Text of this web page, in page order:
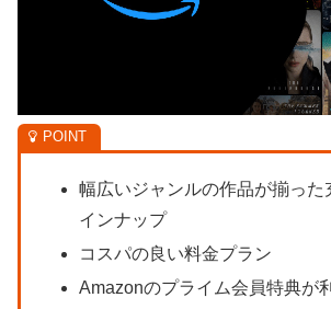
幅広いジャンルの作品が揃った
インナップ
コスパの良い料金プラン
Amazonのプライム会員特典が